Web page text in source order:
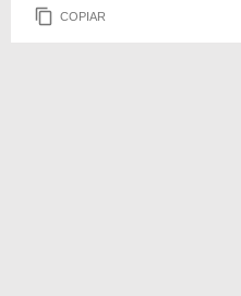
COPIAR